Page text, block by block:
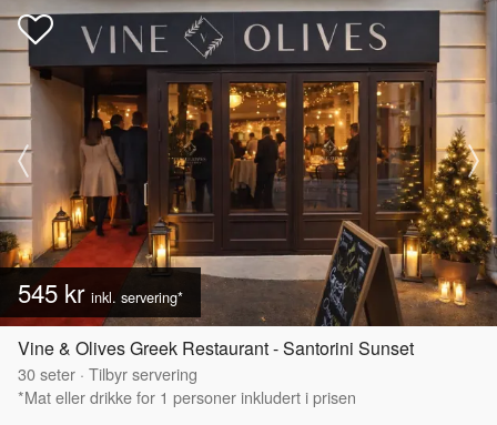
545 kr inkl. servering*
Vine & Olives Greek Restaurant - Santorini Sunset
30seter · Tilbyr servering
*Mat eller drikke for 1 personer inkludert i prisen